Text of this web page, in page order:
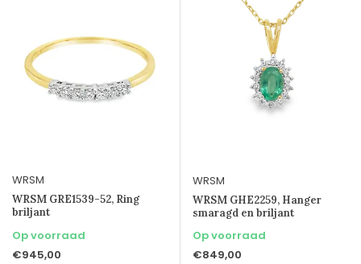
WRSM
WRSM GRE1539-52, Ring
briljant
Op voorraad
€945,00
WRSM
WRSM GHE2259, Hanger
smaragd en briljant
Op voorraad
€849,00